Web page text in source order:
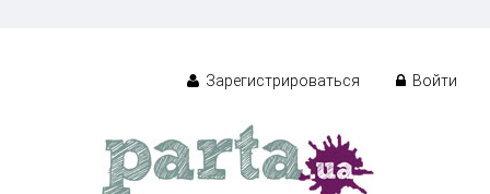
Зарегистрироваться Войти